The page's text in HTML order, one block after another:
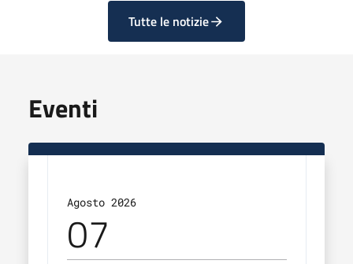
Tutte le notizie
Eventi
Agosto 2026
07